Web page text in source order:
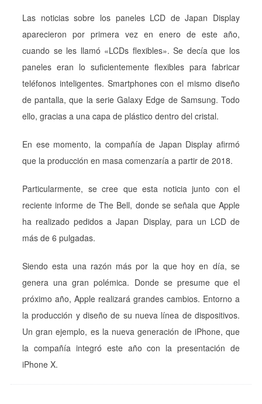
Las noticias sobre los paneles LCD de Japan Display
aparecieron por primera vez en enero de este año,
cuando se les llamó «LCDs flexibles». Se decía que los
paneles eran lo suficientemente flexibles para fabricar
teléfonos inteligentes. Smartphones con el mismo diseño
de pantalla, que la serie Galaxy Edge de Samsung. Todo
ello, gracias a una capa de plástico dentro del cristal.
En ese momento, la compañía de Japan Display afirmó
que la producción en masa comenzaría a partir de 2018.
Particularmente, se cree que esta noticia junto con el
reciente informe de The Bell, donde se señala que Apple
ha realizado pedidos a Japan Display, para un LCD de
más de 6 pulgadas.
Siendo esta una razón más por la que hoy en día, se
genera una gran polémica. Donde se presume que el
próximo año, Apple realizará grandes cambios. Entorno a
la producción y diseño de su nueva línea de dispositivos.
Un gran ejemplo, es la nueva generación de iPhone, que
la compañía integró este año con la presentación de
iPhone X.